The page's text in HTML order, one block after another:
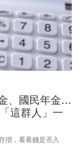
、國民年金...
這群人」一
摺，看看錢是否入